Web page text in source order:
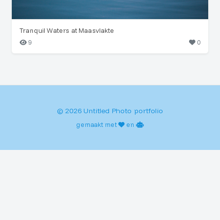
Tranquil Waters at Maasvlakte
9
0
© 2026 Untitled Photo portfolio
gemaakt met en